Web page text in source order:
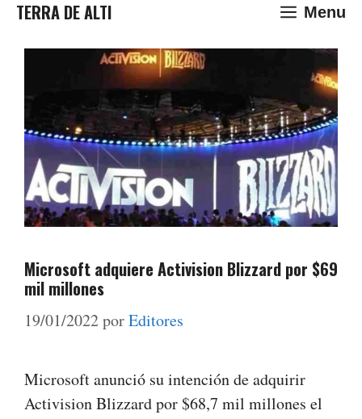
SaltarTERRA DE ALTI Menu
Microsoft adquiere Activision Blizzard por $69
mil millones
19/01/2022porEditores
Microsoft anunció su intención de adquirir
Activision Blizzard por $68,7 mil millones el